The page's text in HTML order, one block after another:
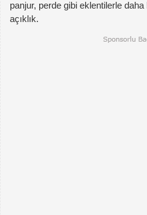
panjur, perde gibi eklentilerle daha
açıklık.